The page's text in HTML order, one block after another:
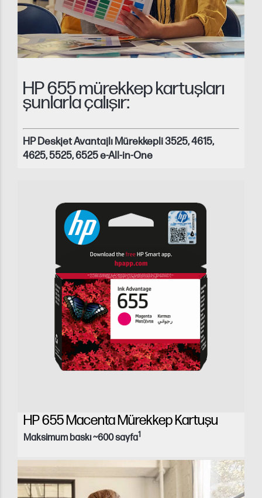
HP 655 mürekkep kartuşları
şunlarla çalışır:
HP Deskjet Avantajlı Mürekkepli 3525, 4615,
4625, 5525, 6525 e-All-in-One
HP 655 Macenta Mürekkep Kartuşu
Maksimum baskı ~600 sayfa1